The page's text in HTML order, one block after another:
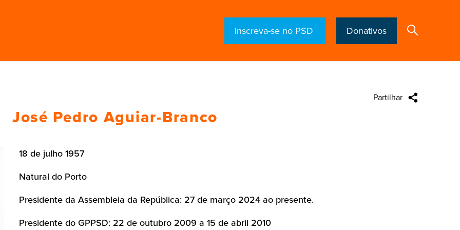
Inscreva-se no PSD Donativos
Partilhar
José Pedro Aguiar-Branco
18 de julho 1957
Natural do Porto
Presidente da Assembleia da República: 27 de março 2024 ao presente.
Presidente do GPPSD: 22 de outubro 2009 a 15 de abril 2010